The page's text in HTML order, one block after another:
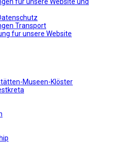
Transport
fur unsere Website
Museen-Klöster